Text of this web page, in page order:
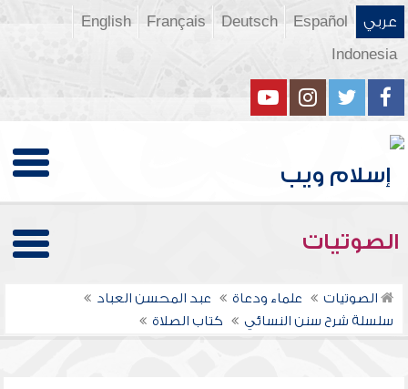
عربي Español
Deutsch
Français
English
Indonesia
الصوتيات
الصوتيات علماء ودعاة
عبد المحسن العباد
سلسلة شرح سنن النسائي
كتاب الصلاة